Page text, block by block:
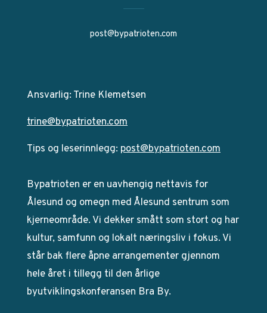
post@bypatrioten.com
Ansvarlig: Trine Klemetsen
trine@bypatrioten.com
Tips og leserinnlegg: post@bypatrioten.com
Bypatrioten er en uavhengig nettavis for
Ålesund og omegn med Ålesund sentrum som
kjerneområde. Vi dekker smått som stort og har
kultur, samfunn og lokalt næringsliv i fokus. Vi
står bak flere åpne arrangementer gjennom
hele året i tillegg til den årlige
byutviklingskonferansen Bra By.